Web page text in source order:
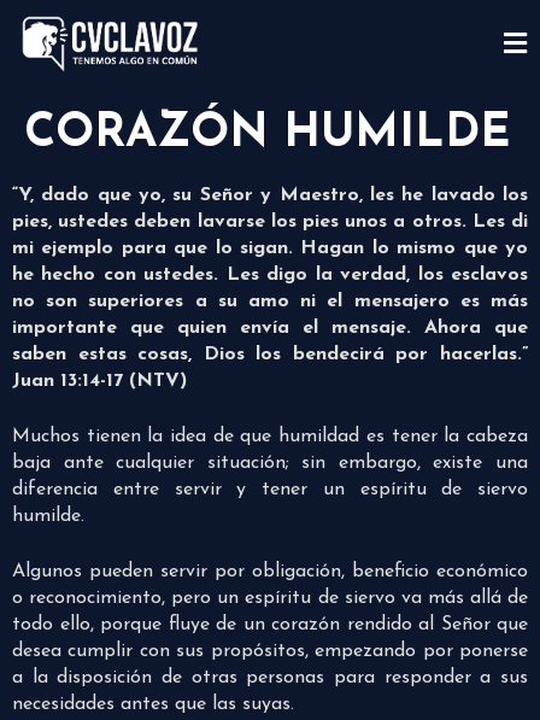
CORAZÓN HUMILDE
“Y, dado que yo, su Señor y Maestro, les he lavado los
pies, ustedes deben lavarse los pies unos a otros. Les di
mi ejemplo para que lo sigan. Hagan lo mismo que yo
he hecho con ustedes. Les digo la verdad, los esclavos
no son superiores a su amo ni el mensajero es más
importante que quien envía el mensaje. Ahora que
saben estas cosas, Dios los bendecirá por hacerlas.”
Juan 13:14-17 (NTV)
Muchos tienen la idea de que humildad es tener la cabeza
baja ante cualquier situación; sin embargo, existe una
diferencia entre servir y tener un espíritu de siervo
humilde.
Algunos pueden servir por obligación, beneficio económico
o reconocimiento, pero un espíritu de siervo va más allá de
todo ello, porque fluye de un corazón rendido al Señor que
desea cumplir con sus propósitos, empezando por ponerse
a la disposición de otras personas para responder a sus
necesidades antes que las suyas.